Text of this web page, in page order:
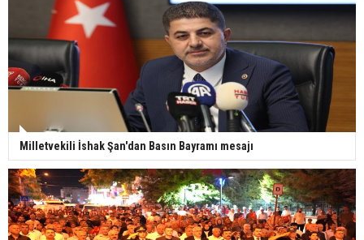
Milletvekili İshak Şan'dan Basın Bayramı mesajı